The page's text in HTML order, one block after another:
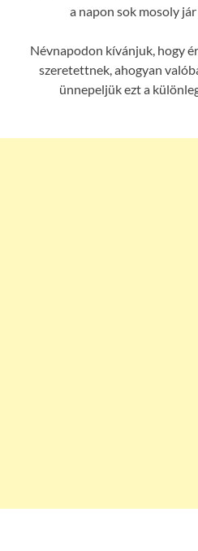
a napon sok mosoly
Névnapodon kívánjuk, hogy
szeretettnek, ahogyan
ünnepeljük ezt a